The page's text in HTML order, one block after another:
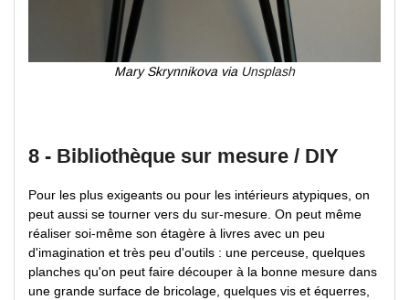
Mary Skrynnikova via Unsplash
8 - Bibliothèque sur mesure / DIY
Pour les plus exigeants ou pour les intérieurs atypiques, on
peut aussi se tourner vers du sur-mesure. On peut même
réaliser soi-même son étagère à livres avec un peu
d'imagination et très peu d'outils : une perceuse, quelques
planches qu'on peut faire découper à la bonne mesure dans
une grande surface de bricolage, quelques vis et équerres,